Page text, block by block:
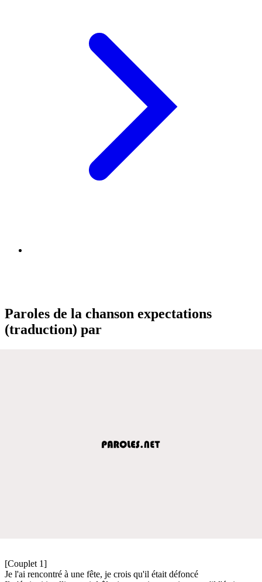
Paroles de la chanson expectations
(traduction) par
[Couplet 1]
Je l'ai rencontré à une fête, je crois qu'il était défoncé